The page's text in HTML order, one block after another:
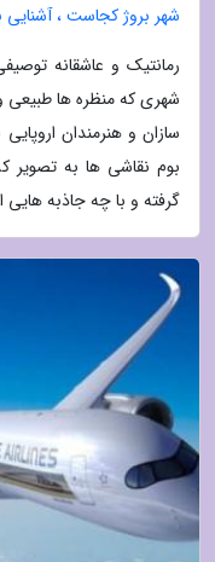
شهر بروژ کجاست ، آشنایی
رمانتیک و عاشقانه
شهری که منظره ها طبیعی
سازان و هنرمندان
بوم نقاشی ها به تصویر
گرفته و با چه جاذبه هایی